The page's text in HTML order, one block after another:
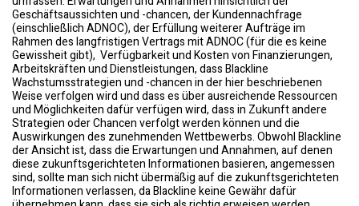
Geschäftsaussichten und -chancen, der Kundennachfrage
(einschließlich ADNOC), der Erfüllung weiterer Aufträge im
Rahmen des langfristigen Vertrags mit ADNOC (für die es keine
Gewissheit gibt), Verfügbarkeit und Kosten von Finanzierungen,
Arbeitskräften und Dienstleistungen, dass Blackline
Wachstumsstrategien und -chancen in der hier beschriebenen
Weise verfolgen wird und dass es über ausreichende Ressourcen
und Möglichkeiten dafür verfügen wird, dass in Zukunft andere
Strategien oder Chancen verfolgt werden können und die
Auswirkungen des zunehmenden Wettbewerbs. Obwohl Blackline
der Ansicht ist, dass die Erwartungen und Annahmen, auf denen
diese zukunftsgerichteten Informationen basieren, angemessen
sind, sollte man sich nicht übermäßig auf die zukunftsgerichteten
Informationen verlassen, da Blackline keine Gewähr dafür